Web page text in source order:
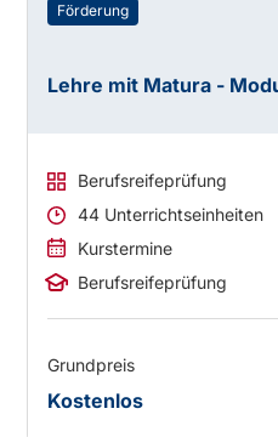
Förderung
Lehre mit Matura -
Berufsreifeprüfung
44 Unterrichtseinheiten
Kurstermine
Berufsreifeprüfung
Grundpreis
Kostenlos